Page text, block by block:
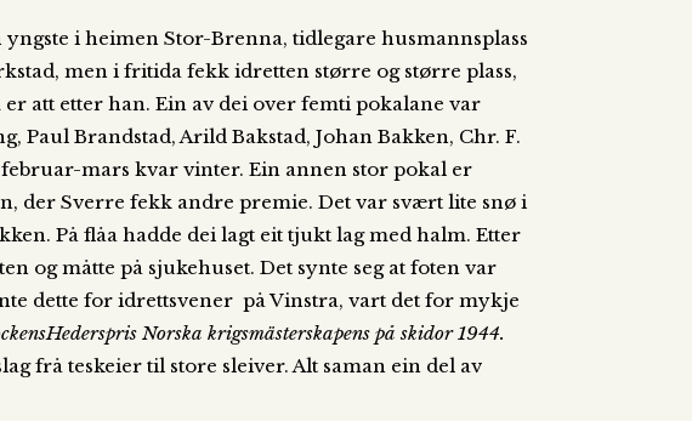
i heimen Stor-Brenna, tidlegare husmannsplass
men i fritida fekk idretten større og større plass,
att etter han. Ein av dei over femti pokalane var
Paul Brandstad, Arild Bakstad, Johan Bakken, Chr. F.
mars kvar vinter. Ein annen stor pokal er
der Sverre fekk andre premie. Det var svært lite snø i
På flåa hadde dei lagt eit tjukt lag med halm. Etter
og måtte på sjukehuset. Det synte seg at foten var
dette for idrettsvener på Vinstra, vart det for mykje
Norska krigsmästerskapens på skidor 1944.
frå teskeier til store sleiver. Alt saman ein del av